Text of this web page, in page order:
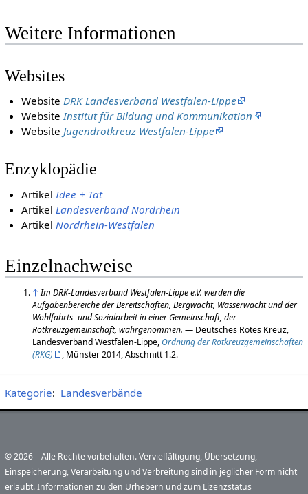
Weitere Informationen
Websites
Website DRK Landesverband Westfalen-Lippe
Website Institut für Bildung und Kommunikation
Website Jugendrotkreuz Westfalen-Lippe
Enzyklopädie
Artikel Idee + Tat
Artikel Landesverband Nordrhein
Artikel Nordrhein-Westfalen
Einzelnachweise
↑ Im DRK-Landesverband Westfalen-Lippe e.V. werden die
Aufgabenbereiche der Bereitschaften, Bergwacht, Wasserwacht und der
Wohlfahrts- und Sozialarbeit in einer Gemeinschaft, der
Rotkreuzgemeinschaft, wahrgenommen. — Deutsches Rotes Kreuz,
Landesverband Westfalen-Lippe, Ordnung der Rotkreuzgemeinschaften
(RKG)
, Münster 2014, Abschnitt 1.2.
Kategorie: Landesverbände
© 2026 – Alle Rechte vorbehalten. Vervielfältigung, Übersetzung,
Einspeicherung, Verarbeitung und Verbreitung sind in jeglicher Form nicht
erlaubt. Informationen zu den Urhebern und zum Lizenzstatus